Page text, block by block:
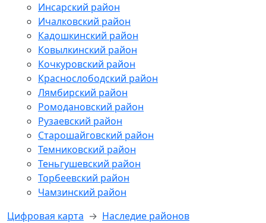
Инсарский район
Ичалковский район
Кадошкинский район
Ковылкинский район
Кочкуровский район
Краснослободский район
Лямбирский район
Ромодановский район
Рузаевский район
Старошайговский район
Темниковский район
Теньгушевский район
Торбеевский район
Чамзинский район
Цифровая карта
Наследие районов